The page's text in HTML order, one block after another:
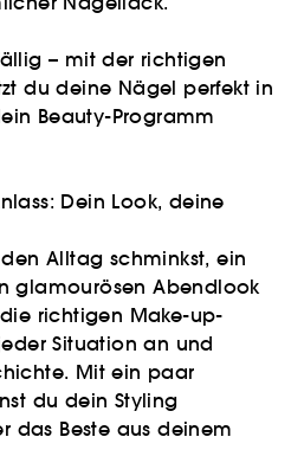
– mit der richtigen
du deine Nägel perfekt in
Beauty-Programm
Dein Look, deine
Alltag schminkst, ein
glamourösen Abendlook
richtigen Make-up-
Situation an und
Mit ein paar
du dein Styling
das Beste aus deinem